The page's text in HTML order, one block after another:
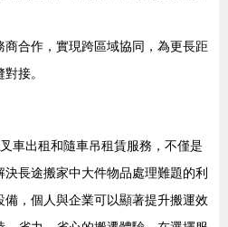
商合作，實現跨區域協同，為更長距
接。
車出租和隨車吊租賃服務，不僅是
長途搬家中大件物品處理難題的利
，個人與企業可以顯著提升搬運效